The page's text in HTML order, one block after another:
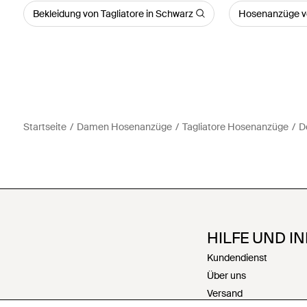
Bekleidung von Tagliatore in Schwarz Hosenanzüge
Startseite Damen Hosenanzüge Tagliatore Hosenanzüge
HILFE UND
Kundendienst
Über uns
Versand